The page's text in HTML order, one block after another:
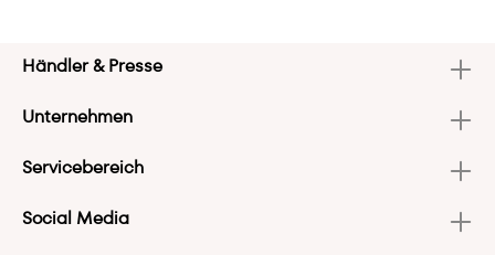
Händler & Presse
Unternehmen
Servicebereich
Social Media